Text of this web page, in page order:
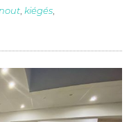
, kiégés,